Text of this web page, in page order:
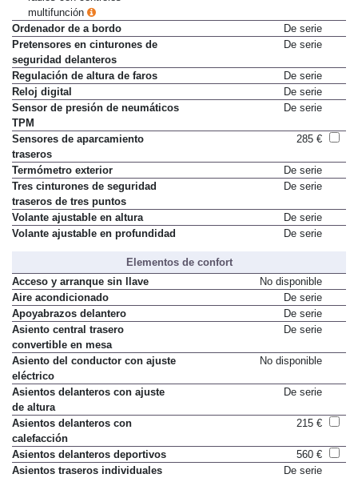
multifunción
Ordenador de a bordo
De serie
Pretensores en cinturones de
seguridad delanteros
De serie
Regulación de altura de faros
De serie
Reloj digital
De serie
Sensor de presión de neumáticos
TPM
De serie
Sensores de aparcamiento
traseros
285 €
Termómetro exterior
De serie
Tres cinturones de seguridad
traseros de tres puntos
De serie
Volante ajustable en altura
De serie
Volante ajustable en profundidad
De serie
Elementos de confort
Acceso y arranque sin llave
No disponible
Aire acondicionado
De serie
Apoyabrazos delantero
De serie
Asiento central trasero
convertible en mesa
De serie
Asiento del conductor con ajuste
eléctrico
No disponible
Asientos delanteros con ajuste
de altura
De serie
Asientos delanteros con
calefacción
215 €
Asientos delanteros deportivos
560 €
Asientos traseros individuales
De serie